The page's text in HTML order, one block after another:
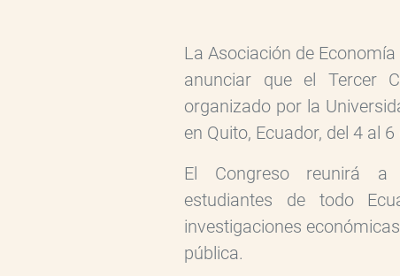
La Asociación de
anunciar que el Tercer
organizado por la
en Quito, Ecuador, del 4 al
El Congreso reunirá a
estudiantes de todo
investigaciones
pública.